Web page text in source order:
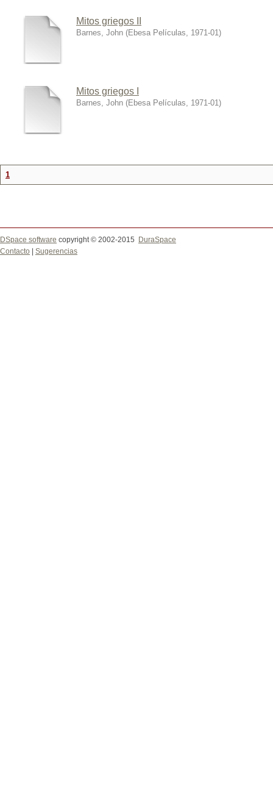
Mitos griegos II
Barnes, John (Ebesa Películas, 1971-01)
Mitos griegos I
Barnes, John (Ebesa Películas, 1971-01)
1
DSpace software copyright © 2002-2015
DuraSpace
Contacto
Sugerencias